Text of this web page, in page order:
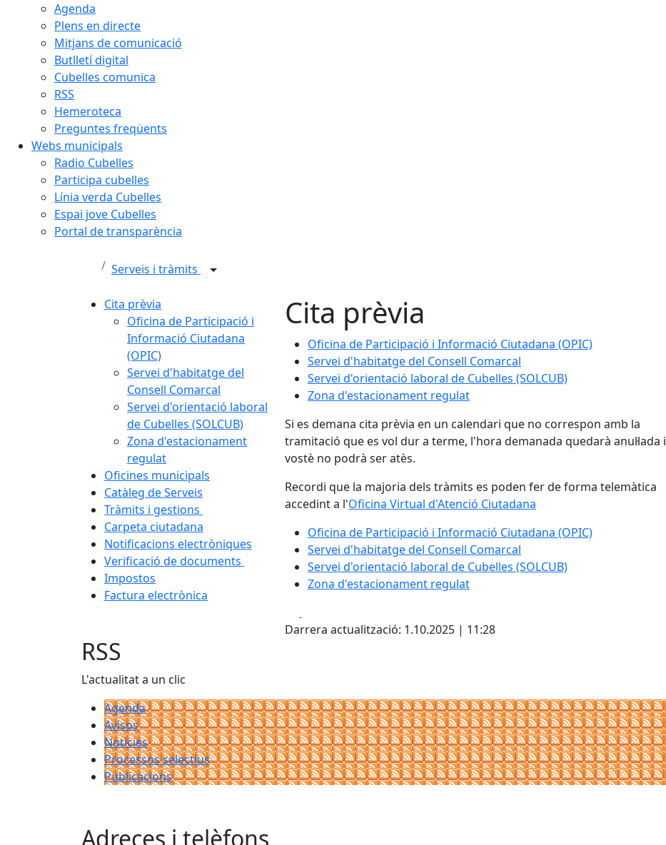
Agenda
Plens en directe
Mitjans de comunicació
Butlletí digital
Cubelles comunica
RSS
Hemeroteca
Preguntes freqüents
Webs municipals
Radio Cubelles
Participa cubelles
Línia verda Cubelles
Espai jove Cubelles
Portal de transparència
Serveis i tràmits
Cita prèvia
Oficina de Participació i
Informació Ciutadana
(OPIC)
Servei d'habitatge del
Consell Comarcal
Servei d'orientació laboral
de Cubelles (SOLCUB)
Zona d'estacionament
regulat
Oficines municipals
Catàleg de Serveis
Tràmits i gestions
Carpeta ciutadana
Notificacions electròniques
Verificació de documents
Impostos
Factura electrònica
Cita prèvia
Oficina de Participació i Informació Ciutadana (OPIC)
Servei d'habitatge del Consell Comarcal
Servei d'orientació laboral de Cubelles (SOLCUB)
Zona d'estacionament regulat
Si es demana cita prèvia en un calendari que no correspon amb la
tramitació que es vol dur a terme, l'hora demanada quedarà anul·lada i
vostè no podrà ser atès.
Recordi que la majoria dels tràmits es poden fer de forma telemàtica
accedint a l'Oficina Virtual d'Atenció Ciutadana
Oficina de Participació i Informació Ciutadana (OPIC)
Servei d'habitatge del Consell Comarcal
Servei d'orientació laboral de Cubelles (SOLCUB)
Zona d'estacionament regulat
Darrera actualització: 1.10.2025 | 11:28
RSS
L'actualitat a un clic
Agenda
Avisos
Notícies
Processos selectius
Publicacions
Adreces i telèfons